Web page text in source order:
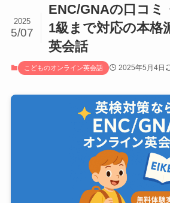
ENC/GNAの口コミ
1級まで対応の本格
英会話
2025
5/07
こどものオンライン英会話 2025年5月4日